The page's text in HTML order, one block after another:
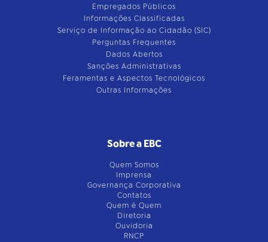
Empregados Públicos
Informações Classificadas
Serviço de Informação ao Cidadão (SIC)
Perguntas Frequentes
Dados Abertos
Sanções Administrativas
Feramentas e Aspectos Tecnológicos
Outras Informações
Sobre a EBC
Quem Somos
Imprensa
Governança Corporativa
Contatos
Quem é Quem
Diretoria
Ouvidoria
RNCP